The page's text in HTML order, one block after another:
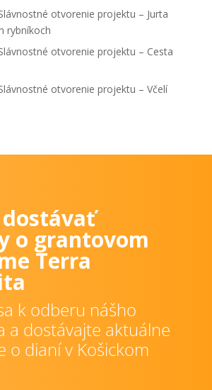
otvorenie projektu – Jurta
rybníkoch
otvorenie projektu – Cesta
otvorenie projektu – Včelí
dostávať
o grantovom
Terra
k odberu nášho
a dostávajte aktuálne
o dianí v Košickom